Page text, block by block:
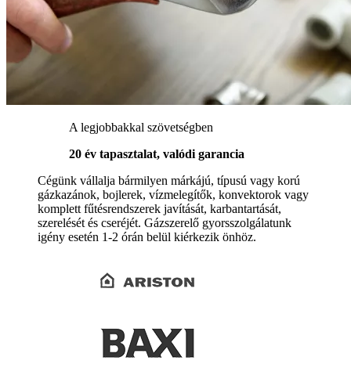
A legjobbakkal szövetségben
20 év tapasztalat, valódi garancia
Cégünk vállalja bármilyen márkájú, típusú vagy korú
gázkazánok, bojlerek, vízmelegítők, konvektorok vagy
komplett fűtésrendszerek javítását, karbantartását,
szerelését és cseréjét. Gázszerelő gyorsszolgálatunk
igény esetén 1-2 órán belül kiérkezik önhöz.